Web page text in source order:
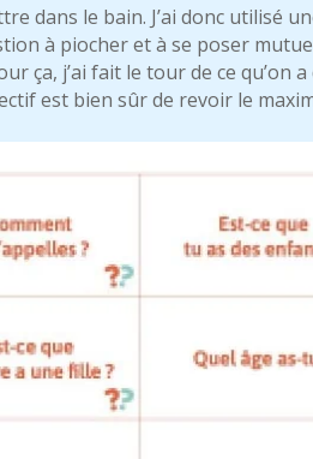
dans le bain. J’ai donc utilisé
à piocher et à se poser
ça, j’ai fait le tour de ce qu’on
est bien sûr de revoir le